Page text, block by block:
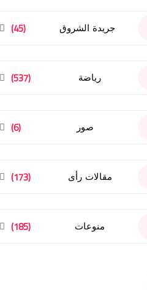
جريدة الشروق (45)
رياضة (537)
صور (6)
مقالات رأى (173)
منوعات (185)